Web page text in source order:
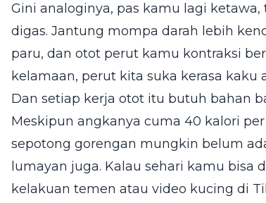
Gini analoginya, pas kamu lagi
digas. Jantung mompa darah lebih
paru, dan otot perut kamu kontraksi
kelamaan, perut kita suka kerasa kaku
Dan setiap kerja otot itu butuh bahan
Meskipun angkanya cuma 40 kalori
sepotong gorengan mungkin belum
lumayan juga. Kalau sehari kamu bisa
kelakuan temen atau video kucing di